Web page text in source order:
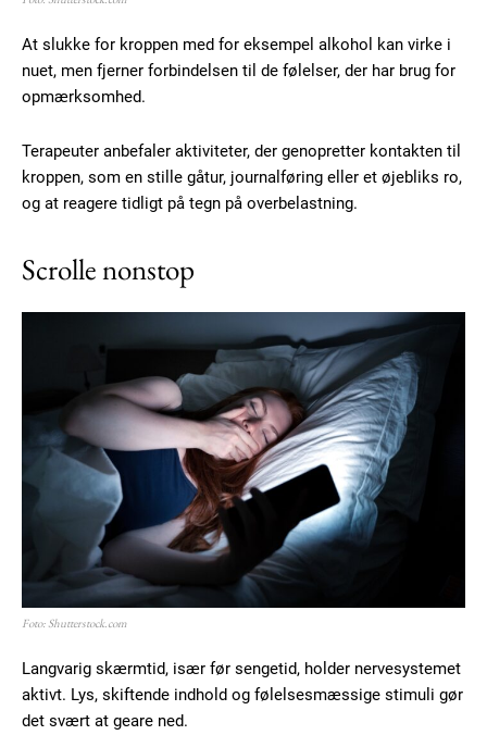
At slukke for kroppen med for eksempel alkohol kan virke i
nuet, men fjerner forbindelsen til de følelser, der har brug for
opmærksomhed.
Terapeuter anbefaler aktiviteter, der genopretter kontakten til
kroppen, som en stille gåtur, journalføring eller et øjebliks ro,
og at reagere tidligt på tegn på overbelastning.
Scrolle nonstop
Foto: Shutterstock.com
Langvarig skærmtid, især før sengetid, holder nervesystemet
aktivt. Lys, skiftende indhold og følelsesmæssige stimuli gør
det svært at geare ned.